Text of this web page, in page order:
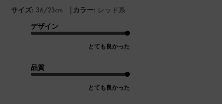
サイズ: 36/23cm | カラー: レッド系
デザイン
とても良かった
品質
とても良かった